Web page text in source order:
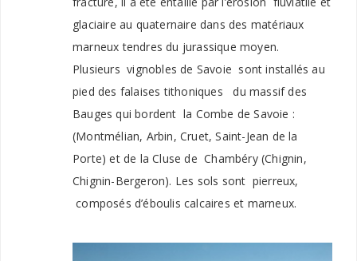
glaciaire au quaternaire dans des matériaux
marneux tendres du jurassique moyen.
Plusieurs vignobles de Savoie sont installés au
pied des falaises tithoniques du massif des
Bauges qui bordent la Combe de Savoie :
(Montmélian, Arbin, Cruet, Saint-Jean de la
Porte) et de la Cluse de Chambéry (Chignin,
Chignin-Bergeron). Les sols sont pierreux,
composés d’éboulis calcaires et marneux.